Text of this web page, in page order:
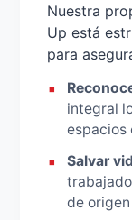
Nuestra
Up está
para
integral
espacios
Salvar
de